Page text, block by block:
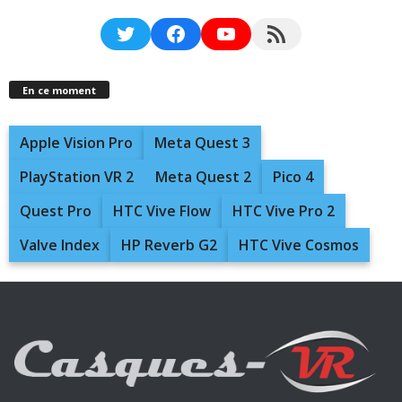
TwitterFacebookYouTubeRSS Feed
En ce moment
Apple Vision Pro
Meta Quest 3
PlayStation VR 2
Meta Quest 2
Pico 4
Quest Pro
HTC Vive Flow
HTC Vive Pro 2
Valve Index
HP Reverb G2 HTC Vive Cosmos